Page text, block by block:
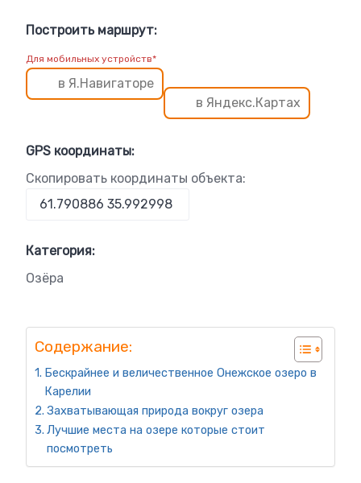
Построить маршрут:
Для мобильных устройств*
в Я.Навигаторе
в Яндекс.Картах
GPS координаты:
Скопировать координаты объекта:
Категория:
Озёра
Содержание:
Бескрайнее и величественное Онежское озеро в
Карелии
Захватывающая природа вокруг озера
Лучшие места на озере которые стоит
посмотреть